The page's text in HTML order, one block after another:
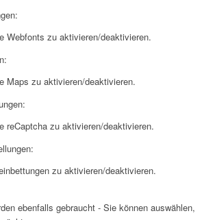
Webfonts zu aktivieren/deaktivieren.
Maps zu aktivieren/deaktivieren.
reCaptcha zu aktivieren/deaktivieren.
zu aktivieren/deaktivieren.
ebenfalls gebraucht - Sie können auswählen,